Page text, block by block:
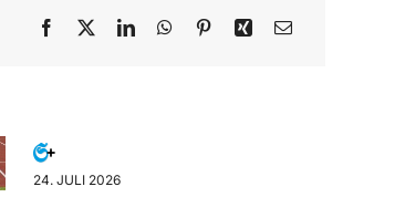
24. JULI 2026